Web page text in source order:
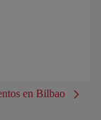
en Bilbao